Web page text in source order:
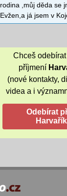
rodina ,můj děda se
Evžen,a já jsem v
Chceš
příjmení
(nové kontakty,
videa a i